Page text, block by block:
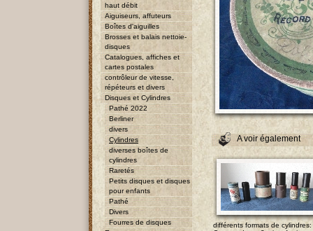
haut débit
Aiguiseurs, affuteurs
Boîtes d'aiguilles
Brosses et balais nettoie-
disques
Catalogues, affiches et
cartes postales
contrôleur de vitesse,
répéteurs et divers
Disques et Cylindres
Pathé 2022
Berliner
divers
Cylindres
diverses boîtes de
cylindres
Raretés
Petits disques et disques
pour enfants
Pathé
Divers
Fourres de disques
A voir également
différents formats de